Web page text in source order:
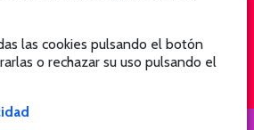
SUSCRÍBETE
las cookies pulsando el botón
o rechazar su uso pulsando el